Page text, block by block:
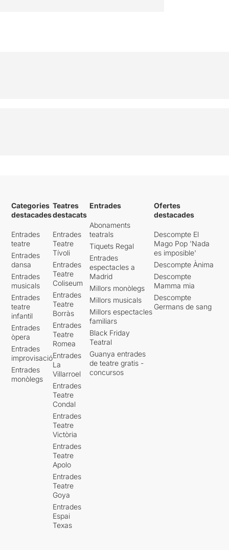
Categories
destacades
Entrades
teatre
Entrades
dansa
Entrades
musicals
Entrades
teatre
infantil
Entrades
òpera
Entrades
improvisació
Entrades
monòlegs
Teatres
destacats
Entrades
Teatre
Tívoli
Entrades
Teatre
Coliseum
Entrades
Teatre
Borràs
Entrades
Teatre
Romea
Entrades
La
Villarroel
Entrades
Teatre
Condal
Entrades
Teatre
Victòria
Entrades
Teatre
Apolo
Entrades
Teatre
Goya
Entrades
Espai
Texas
Entrades
Abonaments
teatrals
Tiquets Regal
Entrades
espectacles a
Madrid
Millors monòlegs
Millors musicals
Millors espectacles
familiars
Black Friday
Teatral
Guanya entrades
de teatre gratis -
concursos
Ofertes
destacades
Descompte El
Mago Pop 'Nada
es imposible'
Descompte Ànima
Descompte
Mamma mia
Descompte
Germans de sang